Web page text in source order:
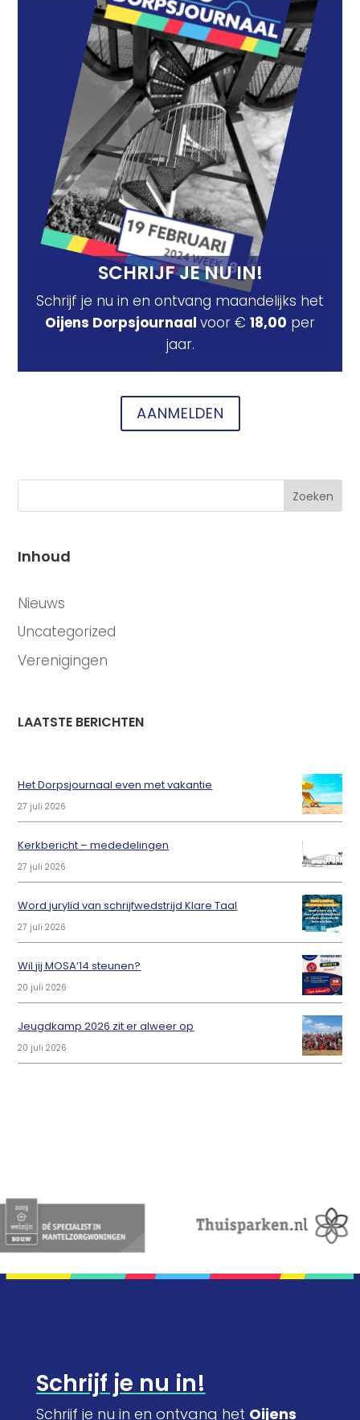
SCHRIJF JE NU IN!
Schrijf je nu in en ontvang maandelijks het
Oijens Dorpsjournaal voor € 18,00 per
jaar.
AANMELDEN
Zoeken
Inhoud
Nieuws
Uncategorized
Verenigingen
LAATSTE BERICHTEN
Het Dorpsjournaal even met vakantie
27 juli 2026
Kerkbericht – mededelingen
27 juli 2026
Word jurylid van schrijfwedstrijd Klare Taal
27 juli 2026
Wil jij MOSA’14 steunen?
20 juli 2026
Jeugdkamp 2026 zit er alweer op
20 juli 2026
Schrijf je nu in!
Schrijf je nu in en ontvang het Oijens